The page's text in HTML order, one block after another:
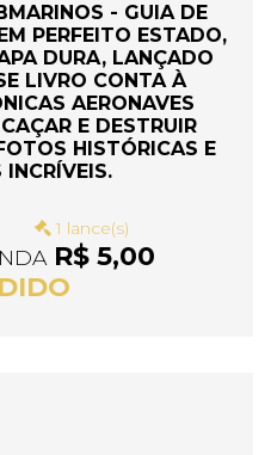
- GUIA DE
PERFEITO ESTADO,
DURA, LANÇADO
LIVRO CONTA À
AERONAVES
E DESTRUIR
HISTÓRICAS E
INCRÍVEIS.
1 lance(s)
R$ 5,00